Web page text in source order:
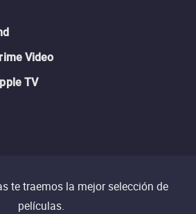
Video
TV
te traemos la mejor selección de
películas.